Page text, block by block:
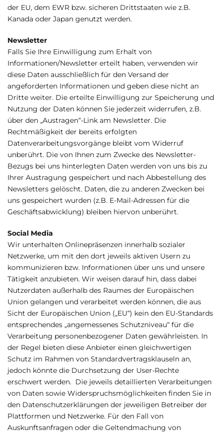
der EU, dem EWR bzw. sicheren Drittstaaten wie z.B.
Kanada oder Japan genutzt werden.
Newsletter
Falls Sie Ihre Einwilligung zum Erhalt von
Informationen/Newsletter erteilt haben, verwenden wir
diese Daten ausschließlich für den Versand der
angeforderten Informationen und geben diese nicht an
Dritte weiter. Die erteilte Einwilligung zur Speicherung und
Nutzung der Daten können Sie jederzeit widerrufen, z.B.
über den „Austragen“-Link am Newsletter. Die
Rechtmäßigkeit der bereits erfolgten
Datenverarbeitungsvorgänge bleibt vom Widerruf
unberührt. Die von Ihnen zum Zwecke des Newsletter-
Bezugs bei uns hinterlegten Daten werden von uns bis zu
Ihrer Austragung gespeichert und nach Abbestellung des
Newsletters gelöscht. Daten, die zu anderen Zwecken bei
uns gespeichert wurden (z.B. E-Mail-Adressen für die
Geschäftsabwicklung) bleiben hiervon unberührt.
Social Media
Wir unterhalten Onlinepräsenzen innerhalb sozialer
Netzwerke, um mit den dort jeweils aktiven Usern zu
kommunizieren bzw. Informationen über uns und unsere
Tätigkeit anzubieten. Wir weisen darauf hin, dass dabei
Nutzerdaten außerhalb des Raumes der Europäischen
Union gelangen und verarbeitet werden können, die aus
Sicht der Europäischen Union („EU“) kein den EU-Standards
entsprechendes „angemessenes Schutzniveau“ für die
Verarbeitung personenbezogener Daten gewährleisten. In
der Regel bieten diese Anbieter einen gleichwertigen
Schutz im Rahmen von Standardvertragsklauseln an,
jedoch könnte die Durchsetzung der User-Rechte
erschwert werden. Die jeweils detaillierten Verarbeitungen
von Daten sowie Widerspruchsmöglichkeiten finden Sie in
den Datenschutzerklärungen der jeweiligen Betreiber der
Plattformen und Netzwerke. Für den Fall von
Auskunftsanfragen oder die Geltendmachung von